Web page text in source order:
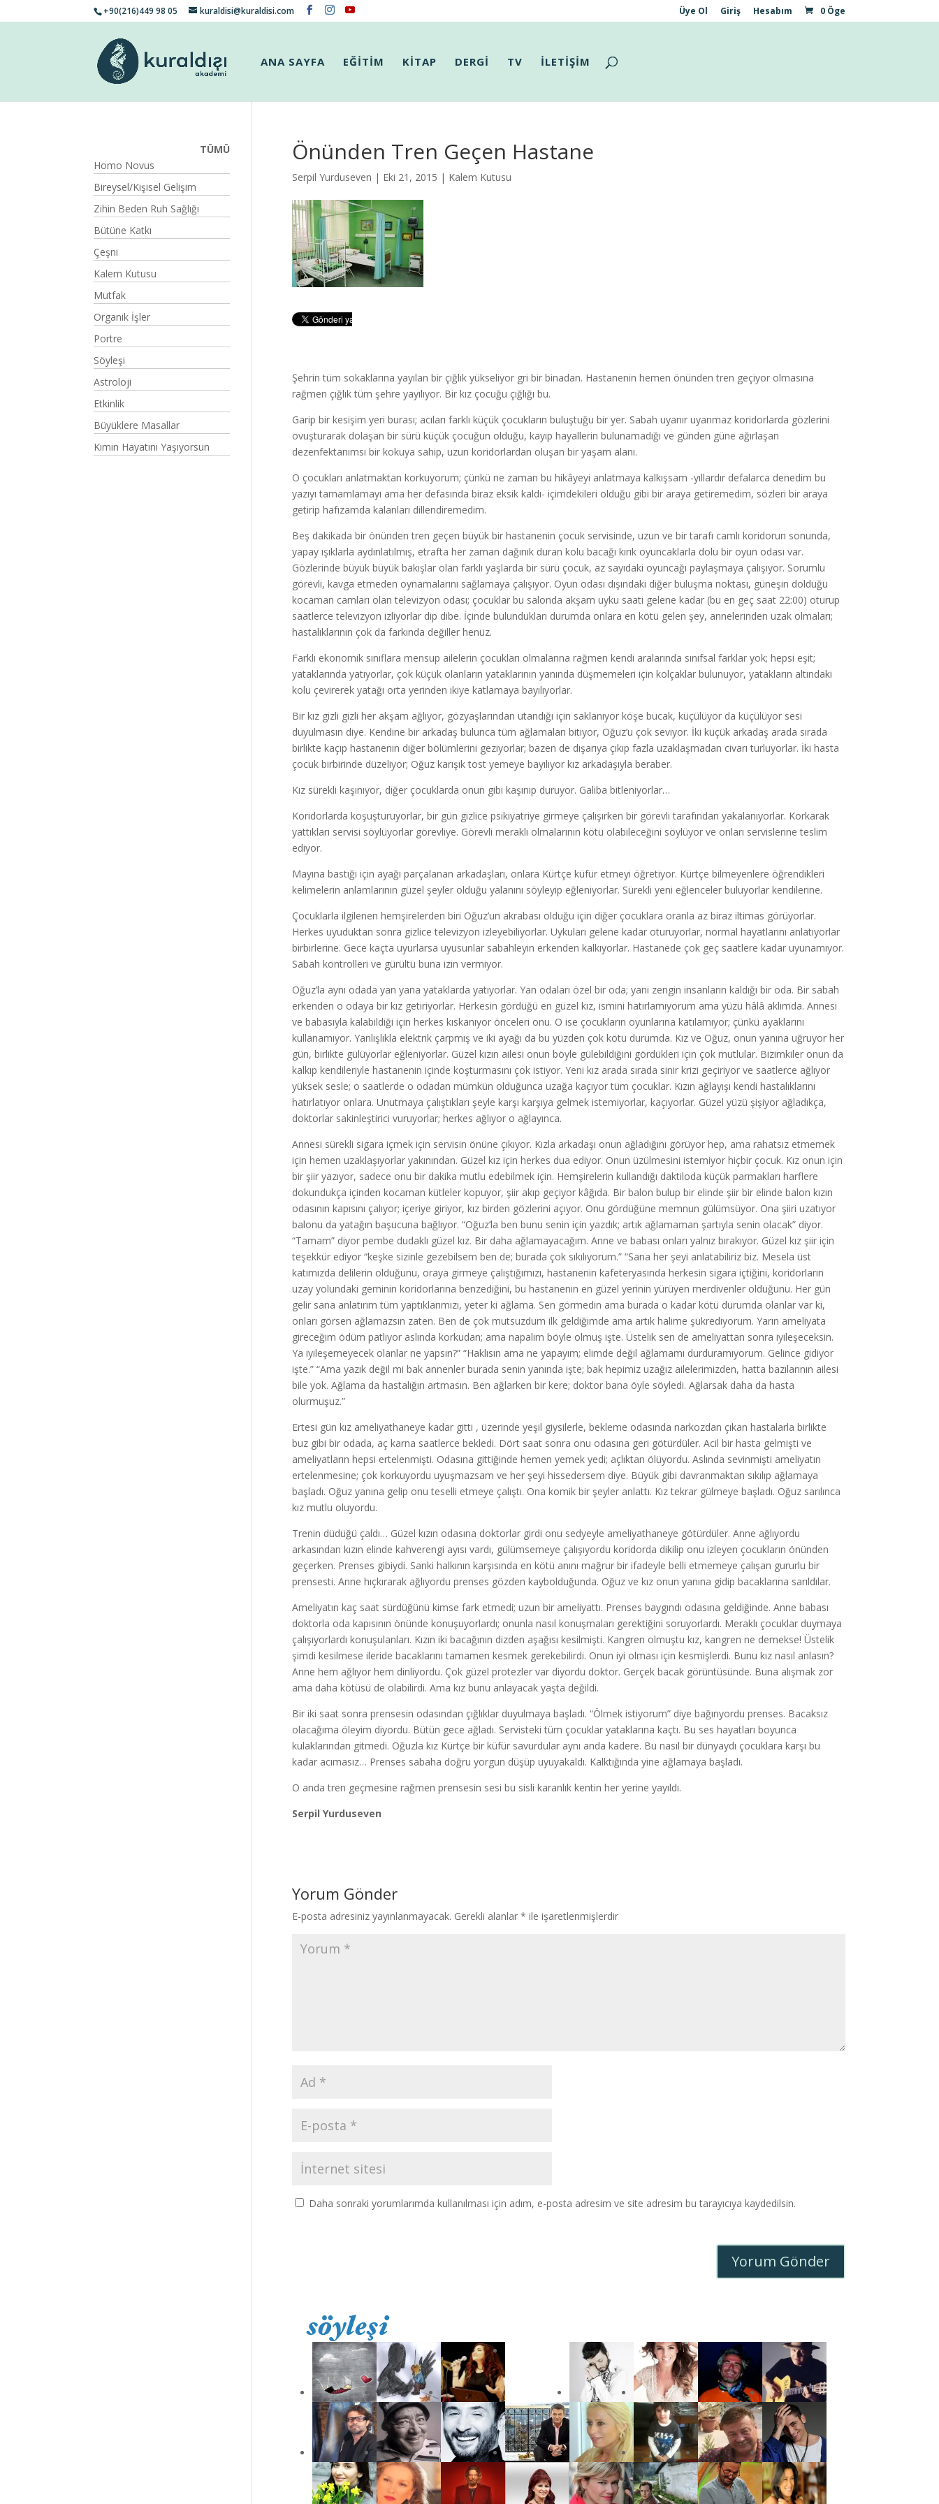
+90(216)449 98 05 kuraldisi@kuraldisi.com Üye Ol Giriş Hesabım 0 Öge
ANA SAYFA EĞİTİM KİTAP DERGİ TV İLETİŞİM
Önünden Tren Geçen Hastane
Serpil Yurduseven | Eki 21, 2015 | Kalem Kutusu
Şehrin tüm sokaklarına yayılan bir çığlık yükseliyor gri bir binadan. Hastanenin hemen önünden tren geçiyor olmasına
rağmen çığlık tüm şehre yayılıyor. Bir kız çocuğu çığlığı bu.
Garip bir kesişim yeri burası; acıları farklı küçük çocukların buluştuğu bir yer. Sabah uyanır uyanmaz koridorlarda gözlerini
ovuşturarak dolaşan bir sürü küçük çocuğun olduğu, kayıp hayallerin bulunamadığı ve günden güne ağırlaşan
dezenfektanımsı bir kokuya sahip, uzun koridorlardan oluşan bir yaşam alanı.
O çocukları anlatmaktan korkuyorum; çünkü ne zaman bu hikâyeyi anlatmaya kalkışsam -yıllardır defalarca denedim bu
yazıyı tamamlamayı ama her defasında biraz eksik kaldı- içimdekileri olduğu gibi bir araya getiremedim, sözleri bir araya
getirip hafızamda kalanları dillendiremedim.
Beş dakikada bir önünden tren geçen büyük bir hastanenin çocuk servisinde, uzun ve bir tarafı camlı koridorun sonunda,
yapay ışıklarla aydınlatılmış, etrafta her zaman dağınık duran kolu bacağı kırık oyuncaklarla dolu bir oyun odası var.
Gözlerinde büyük büyük bakışlar olan farklı yaşlarda bir sürü çocuk, az sayıdaki oyuncağı paylaşmaya çalışıyor. Sorumlu
görevli, kavga etmeden oynamalarını sağlamaya çalışıyor. Oyun odası dışındaki diğer buluşma noktası, güneşin dolduğu
kocaman camları olan televizyon odası; çocuklar bu salonda akşam uyku saati gelene kadar (bu en geç saat 22:00) oturup
saatlerce televizyon izliyorlar dip dibe. İçinde bulundukları durumda onlara en kötü gelen şey, annelerinden uzak olmaları;
hastalıklarının çok da farkında değiller henüz.
Farklı ekonomik sınıflara mensup ailelerin çocukları olmalarına rağmen kendi aralarında sınıfsal farklar yok; hepsi eşit;
yataklarında yatıyorlar, çok küçük olanların yataklarının yanında düşmemeleri için kolçaklar bulunuyor, yatakların altındaki
kolu çevirerek yatağı orta yerinden ikiye katlamaya bayılıyorlar.
Bir kız gizli gizli her akşam ağlıyor, gözyaşlarından utandığı için saklanıyor köşe bucak, küçülüyor da küçülüyor sesi
duyulmasın diye. Kendine bir arkadaş bulunca tüm ağlamaları bitiyor, Oğuz’u çok seviyor. İki küçük arkadaş arada sırada
birlikte kaçıp hastanenin diğer bölümlerini geziyorlar; bazen de dışarıya çıkıp fazla uzaklaşmadan civarı turluyorlar. İki hasta
çocuk birbirinde düzeliyor; Oğuz karışık tost yemeye bayılıyor kız arkadaşıyla beraber.
Kız sürekli kaşınıyor, diğer çocuklarda onun gibi kaşınıp duruyor. Galiba bitleniyorlar…
Koridorlarda koşuşturuyorlar, bir gün gizlice psikiyatriye girmeye çalışırken bir görevli tarafından yakalanıyorlar. Korkarak
yattıkları servisi söylüyorlar görevliye. Görevli meraklı olmalarının kötü olabileceğini söylüyor ve onları servislerine teslim
ediyor.
Mayına bastığı için ayağı parçalanan arkadaşları, onlara Kürtçe küfür etmeyi öğretiyor. Kürtçe bilmeyenlere öğrendikleri
kelimelerin anlamlarının güzel şeyler olduğu yalanını söyleyip eğleniyorlar. Sürekli yeni eğlenceler buluyorlar kendilerine.
Çocuklarla ilgilenen hemşirelerden biri Oğuz’un akrabası olduğu için diğer çocuklara oranla az biraz iltimas görüyorlar.
Herkes uyuduktan sonra gizlice televizyon izleyebiliyorlar. Uykuları gelene kadar oturuyorlar, normal hayatlarını anlatıyorlar
birbirlerine. Gece kaçta uyurlarsa uyusunlar sabahleyin erkenden kalkıyorlar. Hastanede çok geç saatlere kadar uyunamıyor.
Sabah kontrolleri ve gürültü buna izin vermiyor.
Oğuz’la aynı odada yan yana yataklarda yatıyorlar. Yan odaları özel bir oda; yani zengin insanların kaldığı bir oda. Bir sabah
erkenden o odaya bir kız getiriyorlar. Herkesin gördüğü en güzel kız, ismini hatırlamıyorum ama yüzü hâlâ aklımda. Annesi
ve babasıyla kalabildiği için herkes kıskanıyor önceleri onu. O ise çocukların oyunlarına katılamıyor; çünkü ayaklarını
kullanamıyor. Yanlışlıkla elektrik çarpmış ve iki ayağı da bu yüzden çok kötü durumda. Kız ve Oğuz, onun yanına uğruyor her
gün, birlikte gülüyorlar eğleniyorlar. Güzel kızın ailesi onun böyle gülebildiğini gördükleri için çok mutlular. Bizimkiler onun da
kalkıp kendileriyle hastanenin içinde koşturmasını çok istiyor. Yeni kız arada sırada sinir krizi geçiriyor ve saatlerce ağlıyor
yüksek sesle; o saatlerde o odadan mümkün olduğunca uzağa kaçıyor tüm çocuklar. Kızın ağlayışı kendi hastalıklarını
hatırlatıyor onlara. Unutmaya çalıştıkları şeyle karşı karşıya gelmek istemiyorlar, kaçıyorlar. Güzel yüzü şişiyor ağladıkça,
doktorlar sakinleştirici vuruyorlar; herkes ağlıyor o ağlayınca.
Annesi sürekli sigara içmek için servisin önüne çıkıyor. Kızla arkadaşı onun ağladığını görüyor hep, ama rahatsız etmemek
için hemen uzaklaşıyorlar yakınından. Güzel kız için herkes dua ediyor. Onun üzülmesini istemiyor hiçbir çocuk. Kız onun için
bir şiir yazıyor, sadece onu bir dakika mutlu edebilmek için. Hemşirelerin kullandığı daktiloda küçük parmakları harflere
dokundukça içinden kocaman kütleler kopuyor, şiir akıp geçiyor kâğıda. Bir balon bulup bir elinde şiir bir elinde balon kızın
odasının kapısını çalıyor; içeriye giriyor, kız birden gözlerini açıyor. Onu gördüğüne memnun gülümsüyor. Ona şiiri uzatıyor
balonu da yatağın başucuna bağlıyor. “Oğuz’la ben bunu senin için yazdık; artık ağlamaman şartıyla senin olacak” diyor.
“Tamam” diyor pembe dudaklı güzel kız. Bir daha ağlamayacağım. Anne ve babası onları yalnız bırakıyor. Güzel kız şiir için
teşekkür ediyor “keşke sizinle gezebilsem ben de; burada çok sıkılıyorum.” “Sana her şeyi anlatabiliriz biz. Mesela üst
katımızda delilerin olduğunu, oraya girmeye çalıştığımızı, hastanenin kafeteryasında herkesin sigara içtiğini, koridorların
uzay yolundaki geminin koridorlarına benzediğini, bu hastanenin en güzel yerinin yürüyen merdivenler olduğunu. Her gün
gelir sana anlatırım tüm yaptıklarımızı, yeter ki ağlama. Sen görmedin ama burada o kadar kötü durumda olanlar var ki,
onları görsen ağlamazsın zaten. Ben de çok mutsuzdum ilk geldiğimde ama artık halime şükrediyorum. Yarın ameliyata
gireceğim ödüm patlıyor aslında korkudan; ama napalım böyle olmuş işte. Üstelik sen de ameliyattan sonra iyileşeceksin.
Ya iyileşemeyecek olanlar ne yapsın?” “Haklısın ama ne yapayım; elimde değil ağlamamı durduramıyorum. Gelince gidiyor
işte.” “Ama yazık değil mi bak annenler burada senin yanında işte; bak hepimiz uzağız ailelerimizden, hatta bazılarının ailesi
bile yok. Ağlama da hastalığın artmasın. Ben ağlarken bir kere; doktor bana öyle söyledi. Ağlarsak daha da hasta
olurmuşuz.”
Ertesi gün kız ameliyathaneye kadar gitti , üzerinde yeşil giysilerle, bekleme odasında narkozdan çıkan hastalarla birlikte
buz gibi bir odada, aç karna saatlerce bekledi. Dört saat sonra onu odasına geri götürdüler. Acil bir hasta gelmişti ve
ameliyatların hepsi ertelenmişti. Odasına gittiğinde hemen yemek yedi; açlıktan ölüyordu. Aslında sevinmişti ameliyatın
ertelenmesine; çok korkuyordu uyuşmazsam ve her şeyi hissedersem diye. Büyük gibi davranmaktan sıkılıp ağlamaya
başladı. Oğuz yanına gelip onu teselli etmeye çalıştı. Ona komik bir şeyler anlattı. Kız tekrar gülmeye başladı. Oğuz sarılınca
kız mutlu oluyordu.
Trenin düdüğü çaldı… Güzel kızın odasına doktorlar girdi onu sedyeyle ameliyathaneye götürdüler. Anne ağlıyordu
arkasından kızın elinde kahverengi ayısı vardı, gülümsemeye çalışıyordu koridorda dikilip onu izleyen çocukların önünden
geçerken. Prenses gibiydi. Sanki halkının karşısında en kötü anını mağrur bir ifadeyle belli etmemeye çalışan gururlu bir
prensesti. Anne hıçkırarak ağlıyordu prenses gözden kaybolduğunda. Oğuz ve kız onun yanına gidip bacaklarına sarıldılar.
Ameliyatın kaç saat sürdüğünü kimse fark etmedi; uzun bir ameliyattı. Prenses baygındı odasına geldiğinde. Anne babası
doktorla oda kapısının önünde konuşuyorlardı; onunla nasıl konuşmaları gerektiğini soruyorlardı. Meraklı çocuklar duymaya
çalışıyorlardı konuşulanları. Kızın iki bacağının dizden aşağısı kesilmişti. Kangren olmuştu kız, kangren ne demekse! Üstelik
şimdi kesilmese ileride bacaklarını tamamen kesmek gerekebilirdi. Onun iyi olması için kesmişlerdi. Bunu kız nasıl anlasın?
Anne hem ağlıyor hem dinliyordu. Çok güzel protezler var diyordu doktor. Gerçek bacak görüntüsünde. Buna alışmak zor
ama daha kötüsü de olabilirdi. Ama kız bunu anlayacak yaşta değildi.
Bir iki saat sonra prensesin odasından çığlıklar duyulmaya başladı. “Ölmek istiyorum” diye bağırıyordu prenses. Bacaksız
olacağıma öleyim diyordu. Bütün gece ağladı. Servisteki tüm çocuklar yataklarına kaçtı. Bu ses hayatları boyunca
kulaklarından gitmedi. Oğuzla kız Kürtçe bir küfür savurdular aynı anda kadere. Bu nasıl bir dünyaydı çocuklara karşı bu
kadar acımasız… Prenses sabaha doğru yorgun düşüp uyuyakaldı. Kalktığında yine ağlamaya başladı.
O anda tren geçmesine rağmen prensesin sesi bu sisli karanlık kentin her yerine yayıldı.
Serpil Yurduseven
Yorum Gönder
E-posta adresiniz yayınlanmayacak. Gerekli alanlar * ile işaretlenmişlerdir
Daha sonraki yorumlarımda kullanılması için adım, e-posta adresim ve site adresim bu tarayıcıya kaydedilsin.
TÜMÜ
Homo Novus
Bireysel/Kişisel Gelişim
Zihin Beden Ruh Sağlığı
Bütüne Katkı
Çeşni
Kalem Kutusu
Mutfak
Organik İşler
Portre
Söyleşi
Astroloji
Etkinlik
Büyüklere Masallar
Kimin Hayatını Yaşıyorsun